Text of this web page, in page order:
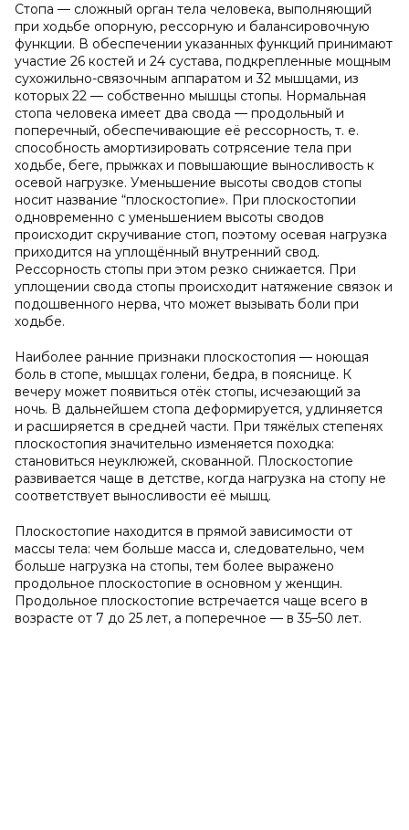
Стопа — сложный орган тела человека, выполняющий
при ходьбе опорную, рессорную и балансировочную
функции. В обеспечении указанных функций принимают
участие 26 костей и 24 сустава, подкрепленные мощным
сухожильно-связочным аппаратом и 32 мышцами, из
которых 22 — собственно мышцы стопы. Нормальная
стопа человека имеет два свода — продольный и
поперечный, обеспечивающие её рессорность, т. е.
способность амортизировать сотрясение тела при
ходьбе, беге, прыжках и повышающие выносливость к
осевой нагрузке. Уменьшение высоты сводов стопы
носит название “плоскостопие». При плоскостопии
одновременно с уменьшением высоты сводов
происходит скручивание стоп, поэтому осевая нагрузка
приходится на уплощённый внутренний свод.
Рессорность стопы при этом резко снижается. При
уплощении свода стопы происходит натяжение связок и
подошвенного нерва, что может вызывать боли при
ходьбе.
Наиболее ранние признаки плоскостопия — ноющая
боль в стопе, мышцах голени, бедра, в пояснице. К
вечеру может появиться отёк стопы, исчезающий за
ночь. В дальнейшем стопа деформируется, удлиняется
и расширяется в средней части. При тяжёлых степенях
плоскостопия значительно изменяется походка:
становиться неуклюжей, скованной. Плоскостопие
развивается чаще в детстве, когда нагрузка на стопу не
соответствует выносливости её мышц.
Плоскостопие находится в прямой зависимости от
массы тела: чем больше масса и, следовательно, чем
больше нагрузка на стопы, тем более выражено
продольное плоскостопие в основном у женщин.
Продольное плоскостопие встречается чаще всего в
возрасте от 7 до 25 лет, а поперечное — в 35–50 лет.